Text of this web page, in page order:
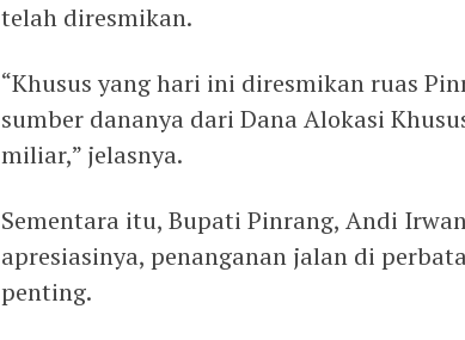
telah diresmikan.
“Khusus yang hari ini diresmikan ruas
sumber dananya dari Dana Alokasi
miliar,” jelasnya.
Sementara itu, Bupati Pinrang, Andi
apresiasinya, penanganan jalan di
penting.